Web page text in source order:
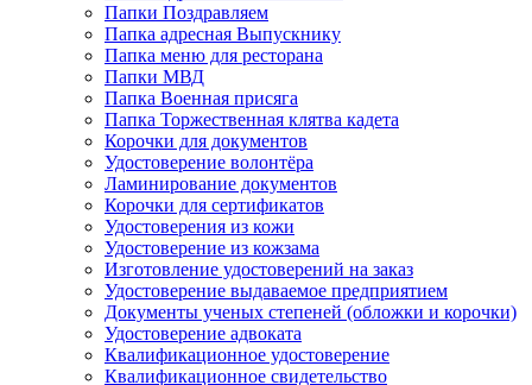
Папки Поздравляем
Папка адресная Выпускнику
Папка меню для ресторана
Папки МВД
Папка Военная присяга
Папка Торжественная клятва кадета
Корочки для документов
Удостоверение волонтёра
Ламинирование документов
Корочки для сертификатов
Удостоверения из кожи
Удостоверение из кожзама
Изготовление удостоверений на заказ
Удостоверение выдаваемое предприятием
Документы ученых степеней (обложки и корочки)
Удостоверение адвоката
Квалификационное удостоверение
Квалификационное свидетельство